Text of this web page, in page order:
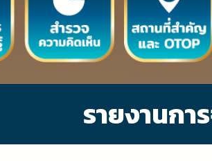
รายงานก